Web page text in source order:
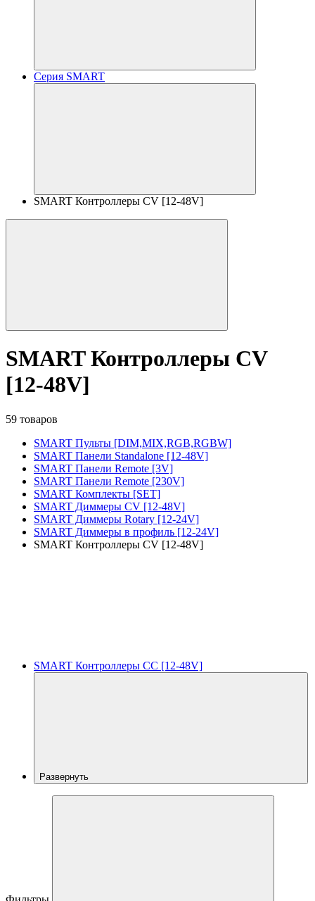
Серия SMART
SMART Контроллеры CV [12-48V]
SMART Контроллеры CV
[12-48V]
59 товаров
SMART Пульты [DIM,MIX,RGB,RGBW]
SMART Панели Standalone [12-48V]
SMART Панели Remote [3V]
SMART Панели Remote [230V]
SMART Комплекты [SET]
SMART Диммеры CV [12-48V]
SMART Диммеры Rotary [12-24V]
SMART Диммеры в профиль [12-24V]
SMART Контроллеры CV [12-48V]
SMART Контроллеры CC [12-48V]
Развернуть